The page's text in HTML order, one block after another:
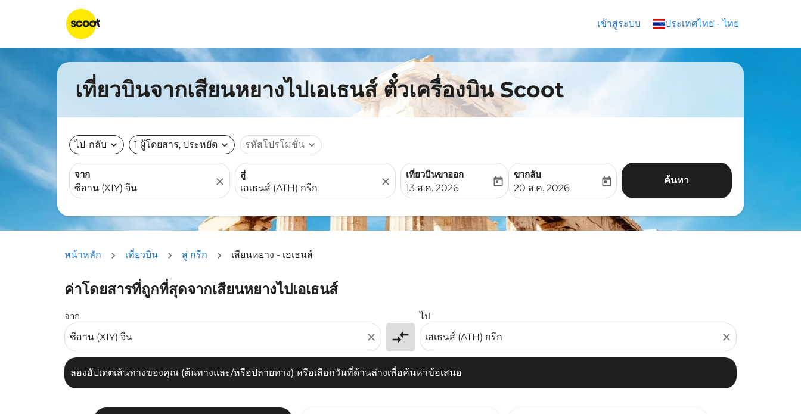
เข้าสู่ระบบ ประเทศไทย - ไทย
keyboard_arrow_down
เที่ยวบินจากเสียนหยางไปเอเธนส์ ตั๋วเครื่องบิน Scoot
ไป-กลับ expand_more 1 ผู้โดยสาร, ประหยัด expand_more รหัสโปรโมชั่น expand_more
จาก
close
สู่
close
เที่ยวบินขาออก
fc-booking-departure-date-aria-label
13 ส.ค. 2026
today
ขากลับ
fc-booking-return-date-aria-label
20 ส.ค. 2026
today ค้นหา
หน้าหลัก เที่ยวบิน สู่ กรีก เสียนหยาง - เอเธนส์
ค่าโดยสารที่ถูกที่สุดจากเสียนหยางไปเอเธนส์
จาก
close compare_arrows
ไป
close
ลองอัปเดตเส้นทางของคุณ (ต้นทางและ/หรือปลายทาง) หรือเลือกวันที่ด้านล่างเพื่อค้นหาข้อเสนอ
ลองอัปเดตเส้นทางของคุณ (ต้นทางและ/หรือปลายทาง) หรือเลือกวันที่ด้านล่างเพื่อค้นหาข้อเสนอ